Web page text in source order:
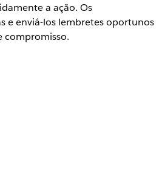
a ação. Os
e enviá-los lembretes oportunos
compromisso.
Modifique componentes do
uma implantação de ação para